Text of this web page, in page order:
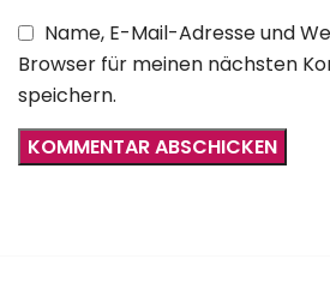
Name, E-Mail-Adresse und
Browser für meinen nächsten
speichern.